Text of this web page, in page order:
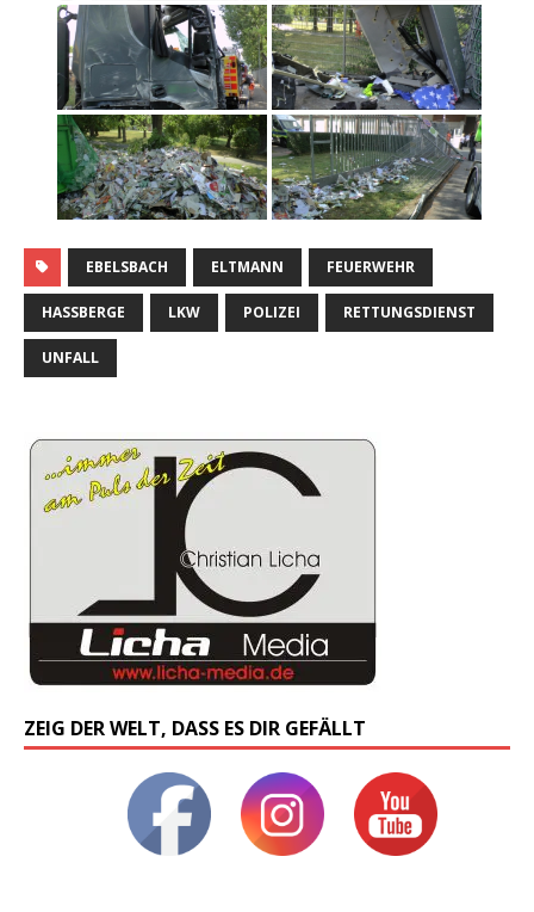
EBELSBACH ELTMANN FEUERWEHR
HASSBERGE LKW POLIZEI RETTUNGSDIENST
UNFALL
ZEIG DER WELT, DASS ES DIR GEFÄLLT